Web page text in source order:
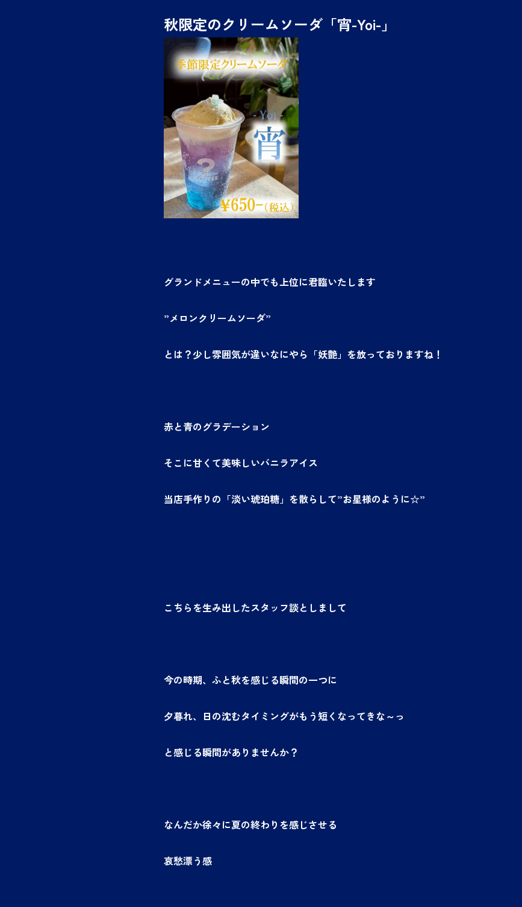
秋限定のクリームソーダ「宵-Yoi-」
グランドメニューの中でも上位に君臨いたします
”メロンクリームソーダ”
とは？少し雰囲気が違いなにやら「妖艶」を放っておりますね！
赤と青のグラデーション
そこに甘くて美味しいバニラアイス
当店手作りの「淡い琥珀糖」を散らして”お星様のように☆”
こちらを生み出したスタッフ談としまして
今の時期、ふと秋を感じる瞬間の一つに
夕暮れ、日の沈むタイミングがもう短くなってきな～っ
と感じる瞬間がありませんか？
なんだか徐々に夏の終わりを感じさせる
哀愁漂う感